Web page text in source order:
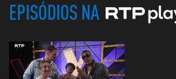
EPISÓDIOS NA